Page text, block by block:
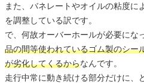
また、バネレートやオイルの粘度に
を調整している訳です。
で、何故オーバーホールが必要にな
品の間等使われているゴム製のシー
が劣化してくるからなんです。
走行中常に動き続ける部分だけに、